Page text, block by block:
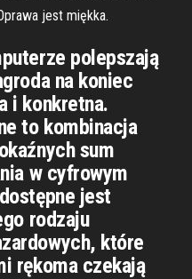
jest miękka.
polepszają
na koniec
i konkretna.
to kombinacja
sum
w cyfrowym
jest
rodzaju
które
rękoma czekają